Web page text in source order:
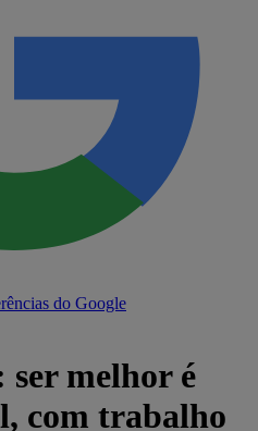
do Google
ser melhor é
com trabalho